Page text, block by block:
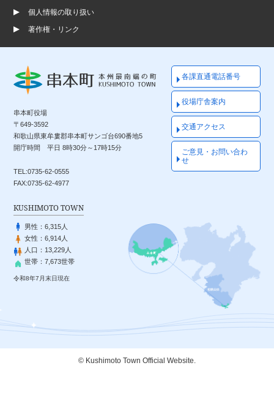
個人情報の取り扱い
著作権・リンク
串本町役場
〒649-3592
和歌山県東牟婁郡串本町サンゴ台690番地5
開庁時間 平日 8時30分～17時15分
TEL:0735-62-0555
FAX:0735-62-4977
各課直通電話番号
役場庁舎案内
交通アクセス
ご意見・お問い合わ
せ
KUSHIMOTO TOWN
男性：6,315人
女性：6,914人
人口： 13,229人
世帯：7,673世帯
令和8年7月末日現在
© Kushimoto Town Official Website.